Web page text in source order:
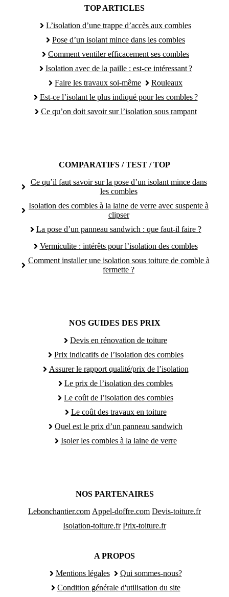
TOP ARTICLES
L’isolation d’une trappe d’accès aux combles
Pose d’un isolant mince dans les combles
Comment ventiler efficacement ses combles
Isolation avec de la paille : est-ce intéressant ?
Faire les travaux soi-même
Rouleaux
Est-ce l’isolant le plus indiqué pour les combles ?
Ce qu’on doit savoir sur l’isolation sous rampant
COMPARATIFS / TEST / TOP
Ce qu’il faut savoir sur la pose d’un isolant mince dans
les combles
Isolation des combles à la laine de verre avec suspente à
clipser
La pose d’un panneau sandwich : que faut-il faire ?
Vermiculite : intérêts pour l’isolation des combles
Comment installer une isolation sous toiture de comble à
fermette ?
NOS GUIDES DES PRIX
Devis en rénovation de toiture
Prix indicatifs de l’isolation des combles
Assurer le rapport qualité/prix de l’isolation
Le prix de l’isolation des combles
Le coût de l’isolation des combles
Le coût des travaux en toiture
Quel est le prix d’un panneau sandwich
Isoler les combles à la laine de verre
NOS PARTENAIRES
Lebonchantier.com Appel-doffre.com Devis-toiture.fr
Isolation-toiture.fr Prix-toiture.fr
A PROPOS
Mentions légales
Qui sommes-nous?
Condition générale d'utilisation du site